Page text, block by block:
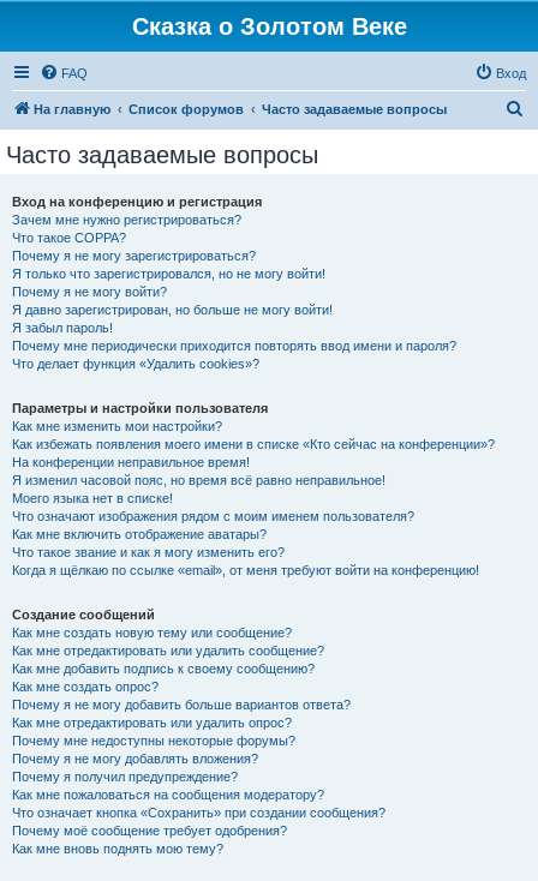
Сказка о Золотом Веке
FAQ Вход
На главную Список форумов Часто задаваемые вопросы
Часто задаваемые вопросы
Вход на конференцию и регистрация
Зачем мне нужно регистрироваться?
Что такое COPPA?
Почему я не могу зарегистрироваться?
Я только что зарегистрировался, но не могу войти!
Почему я не могу войти?
Я давно зарегистрирован, но больше не могу войти!
Я забыл пароль!
Почему мне периодически приходится повторять ввод имени и пароля?
Что делает функция «Удалить cookies»?
Параметры и настройки пользователя
Как мне изменить мои настройки?
Как избежать появления моего имени в списке «Кто сейчас на конференции»?
На конференции неправильное время!
Я изменил часовой пояс, но время всё равно неправильное!
Моего языка нет в списке!
Что означают изображения рядом с моим именем пользователя?
Как мне включить отображение аватары?
Что такое звание и как я могу изменить его?
Когда я щёлкаю по ссылке «email», от меня требуют войти на конференцию!
Создание сообщений
Как мне создать новую тему или сообщение?
Как мне отредактировать или удалить сообщение?
Как мне добавить подпись к своему сообщению?
Как мне создать опрос?
Почему я не могу добавить больше вариантов ответа?
Как мне отредактировать или удалить опрос?
Почему мне недоступны некоторые форумы?
Почему я не могу добавлять вложения?
Почему я получил предупреждение?
Как мне пожаловаться на сообщения модератору?
Что означает кнопка «Сохранить» при создании сообщения?
Почему моё сообщение требует одобрения?
Как мне вновь поднять мою тему?